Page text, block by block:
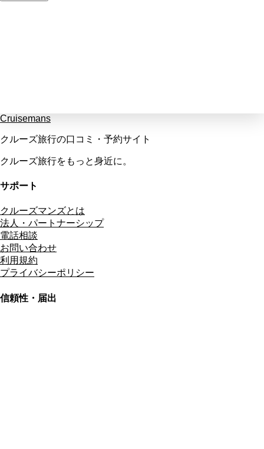
Cruisemans
クルーズ旅行の口コミ・予約サイト
クルーズ旅行をもっと身近に。
サポート
クルーズマンズとは
法人・パートナーシップ
電話相談
お問い合わせ
利用規約
プライバシーポリシー
信頼性・届出